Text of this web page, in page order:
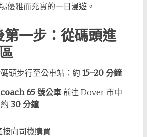
優雅而充實的一日漫遊。
第一步：從碼頭進
頭步行至公車站：約 15–20 分鐘
65 號公車前往 Dover 市中
30 分鐘
接向司機購買